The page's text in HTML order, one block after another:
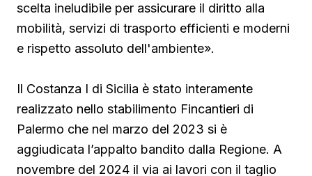
scelta ineludibile per assicurare il diritto alla
mobilità, servizi di trasporto efficienti e moderni
e rispetto assoluto dell'ambiente».
Il Costanza I di Sicilia è stato interamente
realizzato nello stabilimento Fincantieri di
Palermo che nel marzo del 2023 si è
aggiudicata l’appalto bandito dalla Regione. A
novembre del 2024 il via ai lavori con il taglio